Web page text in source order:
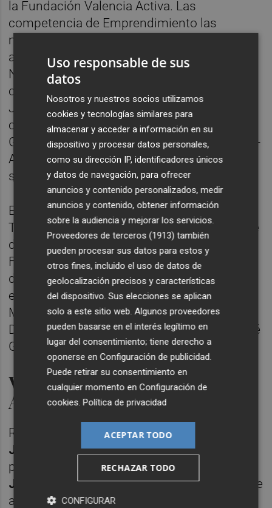
la Fundación Valencia Activa. Las
competencia de Emprendimiento las
mantiene la edil Cecilia Herrero. En cuanto
al Área de Parques y Jardines y Espacios
Naturales, su titular será
concreto, la Delegación de Parques y
Jardines y la de Agricultura será
competencia deCecilia Herrero ; José
Gozálbez mantiene la Delegación de Devesa-
Albufera y la propia Gil tendrá competencia
sobre Playas.
En cuanto al Área de Familia, Mayores y
Tradiciones también recae en Mónica Gil. De
dicha área dependen la Delegación de
Familia, Juventud e Infancia y la Delegación
de Fiestas y Tradiciones, de las que se
encargará Gil. Respecto a la Delegación de
Mayores y Sanidad, así como de la
Delegación de Consumo, se hará cargo José
Gosálbez.
Vox se queda sin tenencia de
Alcaldía
Respecto a las tenencias de Alcladía,
José Ferrer San Segundo, continúa siendo
primera teniente de alcaldesa, mientras que
Julia Climentpasa a ser segunda teniente de
alcaldesa (el puesto que ocupaba Badenas).
Uso responsable de sus
datos
Nosotros y nuestros socios utilizamos
cookies y tecnologías similares para
almacenar y acceder a información en su
dispositivo y procesar datos personales,
como su dirección IP, identificadores únicos
y datos de navegación, para ofrecer
anuncios y contenido personalizados, medir
anuncios y contenido, obtener información
sobre la audiencia y mejorar los servicios.
Proveedores de terceros (1913) también
pueden procesar sus datos para estos y
otros fines, incluido el uso de datos de
geolocalización precisos y características
del dispositivo. Sus elecciones se aplican
solo a este sitio web. Algunos proveedores
pueden basarse en el interés legítimo en
lugar del consentimiento; tiene derecho a
oponerse enConfiguración de publicidad
Puede retirar su consentimiento en
cualquier momento enConfiguración de
cookies .Política de privacidad
ACEPTAR TODO
RECHAZAR TODO
CONFIGURAR